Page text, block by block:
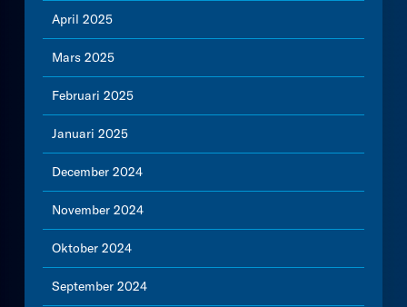
April 2025
Mars 2025
Februari 2025
Januari 2025
December 2024
November 2024
Oktober 2024
September 2024